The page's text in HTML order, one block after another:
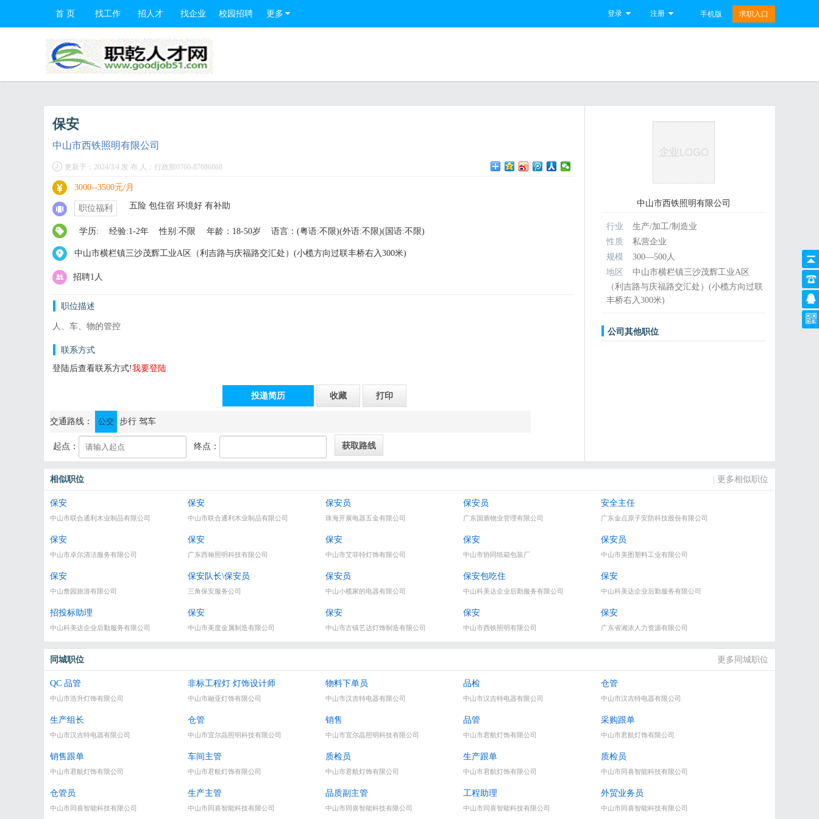
首 页 找工作 招人才 找企业 校园招聘 更多 手机版 求职入口
注册
登录
保安
中山市西铁照明有限公司
更新于：2024/3/4 发 布 人：行政部0760-87686868
3000--3500元/月
职位福利 五险 包住宿 环境好 有补助
学历: 经验:1-2年 性别:不限 年龄：18-50岁 语言：(粤语:不限)(外语:不限)(国语:不限)
中山市横栏镇三沙茂辉工业A区（利吉路与庆福路交汇处）(小榄方向过联丰桥右入300米)
招聘1人
职位描述
人、车、物的管控
联系方式
登陆后查看联系方式!我要登陆
投递简历 收藏 打印
通讯地址：中山市横栏镇三沙茂辉工业A区（利吉路与庆福路交汇处）(小榄方向过联丰桥右入300米)
交通路线： 公交 步行 驾车
起点： 终点：
中山市西铁照明有限公司
行业
生产/加工/制造业
性质
私营企业
规模
300—500人
地区
中山市横栏镇三沙茂辉工业A区
（利吉路与庆福路交汇处）(小榄方向过联
丰桥右入300米)
公司其他职位
相似职位 | 更多相似职位
保安
中山市联合通利木业制品有限公司
保安
中山市联合通利木业制品有限公司
保安员
珠海开展电器五金有限公司
保安员
广东国盾物业管理有限公司
安全主任
广东金点原子安防科技股份有限公司
保安
中山市卓尔清洁服务有限公司
保安
广东西翰照明科技有限公司
保安
中山市艾菲特灯饰有限公司
保安
中山市协同纸箱包装厂
保安员
中山市美图塑料工业有限公司
保安
中山詹园旅游有限公司
保安队长\保安员
三角保安服务公司
保安员
中山小榄家的电器有限公司
保安包吃住
中山科美达企业后勤服务有限公司
保安
中山科美达企业后勤服务有限公司
招投标助理
中山科美达企业后勤服务有限公司
保安
中山市美度金属制造有限公司
保安
中山市古镇艺达灯饰制造有限公司
保安
中山市西铁照明有限公司
保安
广东省湘浓人力资源有限公司
同城职位 更多同城职位
QC 品管
中山市浩升灯饰有限公司
非标工程灯 灯饰设计师
中山市融亚灯饰有限公司
物料下单员
中山市汉吉特电器有限公司
品检
中山市汉吉特电器有限公司
仓管
中山市汉吉特电器有限公司
生产组长
中山市汉吉特电器有限公司
仓管
中山市宜尔晶照明科技有限公司
销售
中山市宜尔晶照明科技有限公司
品管
中山市君航灯饰有限公司
采购跟单
中山市君航灯饰有限公司
销售跟单
中山市君航灯饰有限公司
车间主管
中山市君航灯饰有限公司
质检员
中山市君航灯饰有限公司
生产跟单
中山市君航灯饰有限公司
质检员
中山市同喜智能科技有限公司
仓管员
中山市同喜智能科技有限公司
生产主管
中山市同喜智能科技有限公司
品质副主管
中山市同喜智能科技有限公司
工程助理
中山市同喜智能科技有限公司
外贸业务员
中山市同喜智能科技有限公司